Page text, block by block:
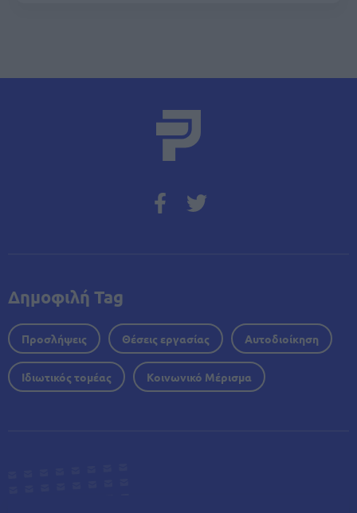
Δημοφιλή Tag
Προσλήψεις Θέσεις εργασίας Αυτοδιοίκηση
Ιδιωτικός τομέας Κοινωνικό Μέρισμα